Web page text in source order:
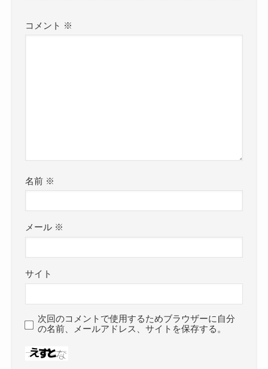
コメント ※
名前 ※
メール ※
サイト
次回のコメントで使用するためブラウザーに自分
の名前、メールアドレス、サイトを保存する。